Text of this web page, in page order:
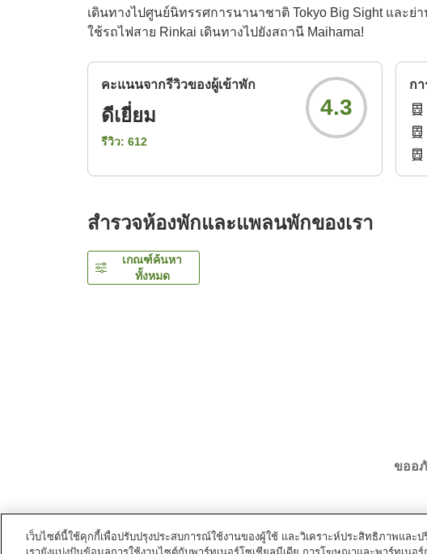
เดินทางไปศูนย์นิทรรศการนานาชาติ Tokyo Big Sight และย่
ใช้รถไฟสาย Rinkai เดินทางไปยังสถานี Maihama!
คะแนนจากรีวิวของผู้เข้าพัก
ดีเยี่ยม
รีวิว: 612
4.3
กา
สำรวจห้องพักและแพลนพักของเรา
เกณฑ์ค้นหา
ทั้งหมด
ขออ
เว็บไซต์นี้ใช้คุกกี้เพื่อปรับปรุงประสบการณ์ใช้งานของผู้ใช้ และวิเคราะห์ประสิทธิภาพและ